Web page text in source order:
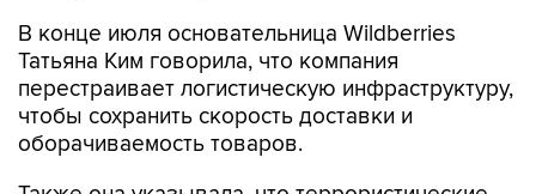
В конце июля основательница Wildberries
Татьяна Ким говорила, что компания
перестраивает логистическую инфраструктуру,
чтобы сохранить скорость доставки и
оборачиваемость товаров.